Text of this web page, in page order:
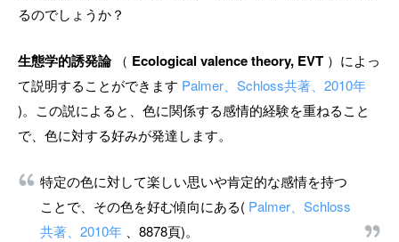
るのでしょうか？
生態学的誘発論（ Ecological valence theory, EVT ）によっ
て説明することができます Palmer、Schloss共著、2010年
)。この説によると、色に関係する感情的経験を重ねること
で、色に対する好みが発達します。
特定の色に対して楽しい思いや肯定的な感情を持つ
ことで、その色を好む傾向にある( Palmer、Schloss
共著、2010年 、8878頁)。